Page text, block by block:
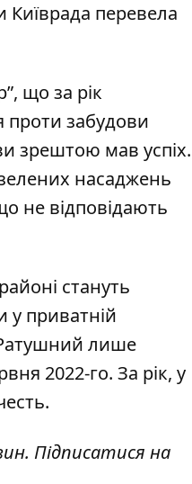
Київрада перевела
що за рік
проти забудови
зрештою мав успіх.
зелених насаджень
не відповідають
стануть
у приватній
Ратушний лише
2022-го. За рік, у
Підписатися на